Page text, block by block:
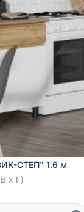
СТЕП" 1.6 м
x Г)